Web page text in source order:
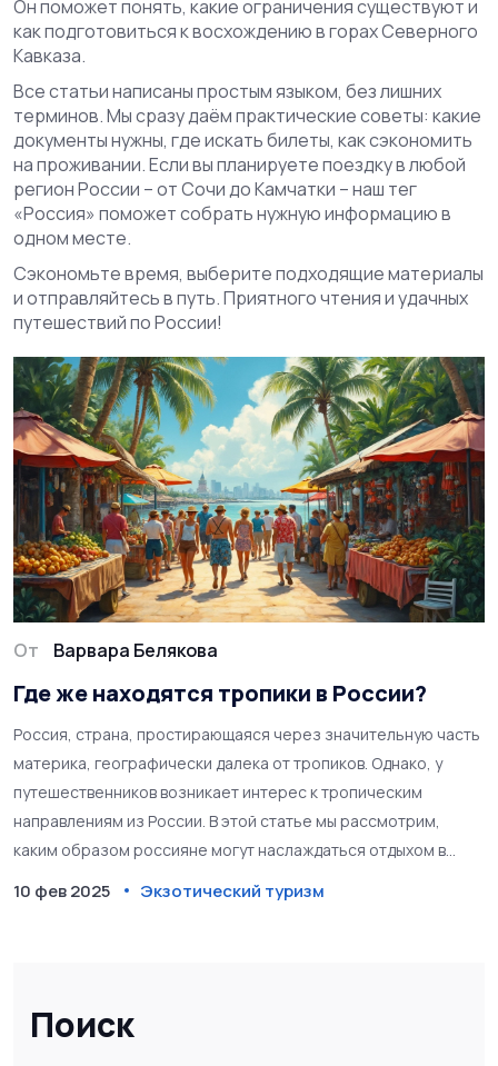
Поиск
Он поможет понять, какие ограничения существуют и
как подготовиться к восхождению в горах Северного
Кавказа.
Все статьи написаны простым языком, без лишних
терминов. Мы сразу даём практические советы: какие
документы нужны, где искать билеты, как сэкономить
на проживании. Если вы планируете поездку в любой
регион России – от Сочи до Камчатки – наш тег
«Россия» поможет собрать нужную информацию в
одном месте.
Сэкономьте время, выберите подходящие материалы
и отправляйтесь в путь. Приятного чтения и удачных
путешествий по России!
От Варвара Белякова
Где же находятся тропики в России?
Россия, страна, простирающаяся через значительную часть
материка, географически далека от тропиков. Однако, у
путешественников возникает интерес к тропическим
направлениям из России. В этой статье мы рассмотрим,
каким образом россияне могут наслаждаться отдыхом в
следует отправиться. Узнайте, какие направления и советы
10 фев 2025 Экзотический туризм